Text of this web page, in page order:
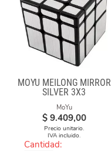
MOYU MEILONG MIRROR
SILVER 3X3
MoYu
$ 9.409,00
Precio unitario.
IVA incluido.
Cantidad: